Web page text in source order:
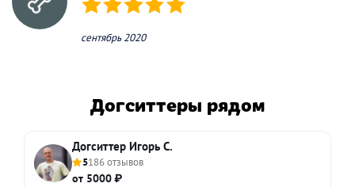
(*) (*) (*) (*) (*)
сентябрь 2020
Догситтеры рядом
Догситтер Игорь С.
5186 отзывов
от 5000 ₽